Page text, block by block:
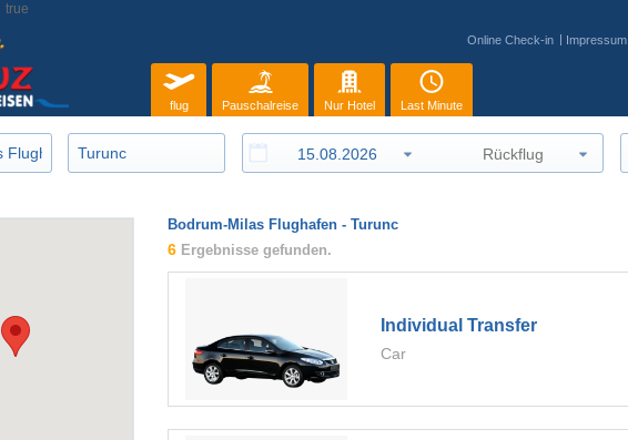
true
Online Check-in Impressum
flug Pauschalreise Nur Hotel Last Minute
Bodrum-Milas Flughafen - Turunc
6 Ergebnisse gefunden.
Individual Transfer
Car